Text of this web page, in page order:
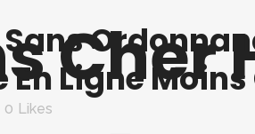
Cher
Ligne
0 Likes